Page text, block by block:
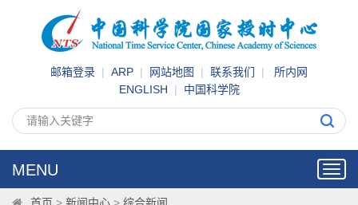
邮箱登录 | ARP | 网站地图 | 联系我们 | 所内网
ENGLISH | 中国科学院
MENU